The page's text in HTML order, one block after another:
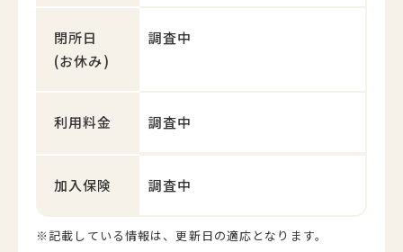
閉所日
(お休み)
調査中
利用料金 調査中
加入保険 調査中
※記載している情報は、更新日の適応となります。